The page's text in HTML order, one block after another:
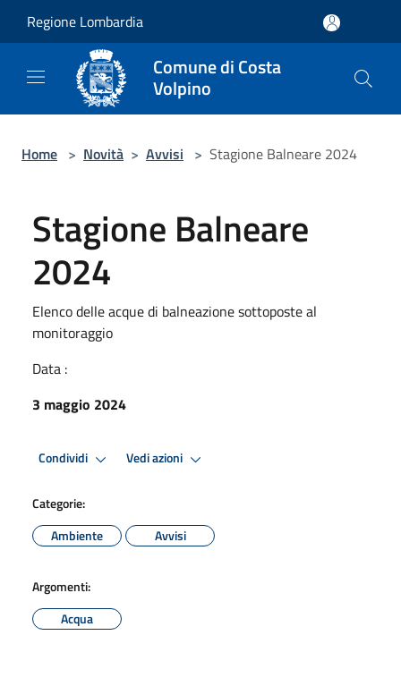
Regione Lombardia
Comune di Costa
Volpino
Home > Novità > Avvisi > Stagione Balneare 2024
Stagione Balneare
2024
Elenco delle acque di balneazione sottoposte al
monitoraggio
Data :
3 maggio 2024
Condividi Vedi azioni
Categorie:
Ambiente
Avvisi
Argomenti:
Acqua